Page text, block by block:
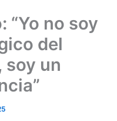
“Yo no soy
del
soy un